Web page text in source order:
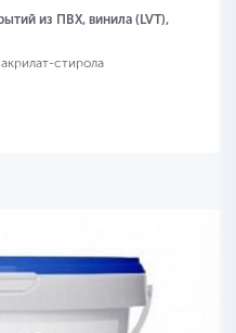
из ПВХ, винила (LVT),
стирола